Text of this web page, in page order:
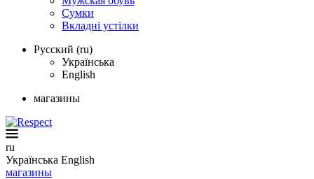
Сумки
Вкладні устілки
Русский (ru)
Українська
English
магазины
ru
Українська English
магазины